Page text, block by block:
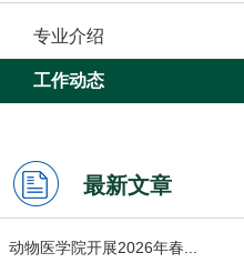
专业介绍
工作动态
最新文章
动物医学院开展2026年春...